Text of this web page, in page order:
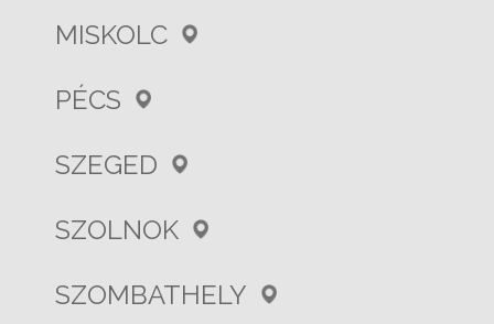
MISKOLC
PÉCS
SZEGED
SZOLNOK
SZOMBATHELY